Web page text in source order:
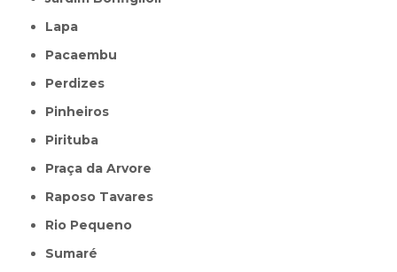
Lapa
Pacaembu
Perdizes
Pinheiros
Pirituba
Praça da Arvore
Raposo Tavares
Rio Pequeno
Sumaré